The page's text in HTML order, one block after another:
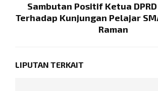
Sambutan Positif Ketua
Terhadap Kunjungan Pelajar
Raman
LIPUTAN TERKAIT